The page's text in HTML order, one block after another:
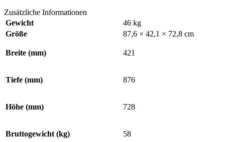
Zusätzliche Informationen
Gewicht
46 kg
Größe
87,6 × 42,1 × 72,8 cm
Breite (mm) 421
Tiefe (mm) 876
Höhe (mm) 728
Bruttogewicht (kg) 58